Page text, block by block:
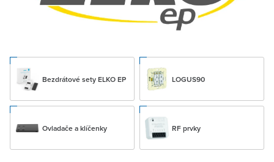
Bezdrátové sety ELKO EP LOGUS90
Ovladače a klíčenky RF prvky